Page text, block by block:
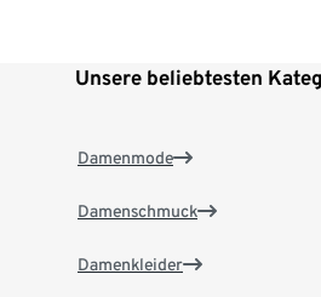
Unsere beliebtesten
Damenmode
Damenschmuck
Damenkleider